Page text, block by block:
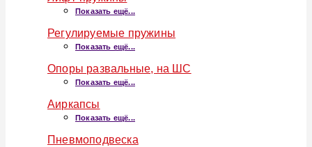
Показать ещё...
Регулируемые пружины
Показать ещё...
Опоры развальные, на ШС
Показать ещё...
Аиркапсы
Показать ещё...
Пневмоподвеска